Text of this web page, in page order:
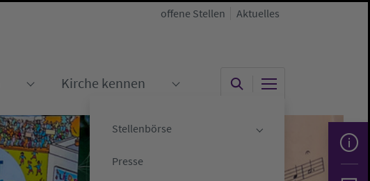
Kirche kennen
Stellenbörse
Submenu for
Presse
offene Stellen Aktuelles